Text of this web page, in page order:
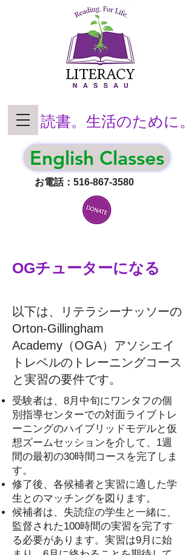
お電話：516-867-3580
読書。生活のために。
English Classes
OGチューターになる
以下は、リテラシーナッソーの
Orton-Gillingham
Academy（OGA）アソシエイ
トレベルのトレーニングコース
と実習の要件です。
受験者は、8月中旬にワンタフの個
別指導センターでの対面ライブトレ
ーニングのハイブリッドモデルと仮
想ズームセッションを介して、1週
間の最初の30時間コースを完了しま
す。
修了後、各候補者と実習に適した学
生とのマッチングを図ります。
候補者は、失読症の学生と一緒に、
監督された100時間の実習を完了す
る必要があります。実習は9月に始